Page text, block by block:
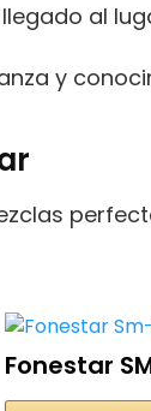
al
y
Fonestar